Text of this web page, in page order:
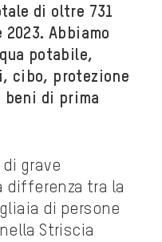
di oltre 731
Abbiamo
potabile,
cibo, protezione
beni di prima
grave
differenza tra la
di persone
Striscia